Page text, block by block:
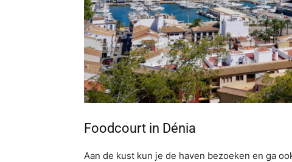
Foodcourt in Dénia
Aan de kust kun je de haven bezoeken en ga